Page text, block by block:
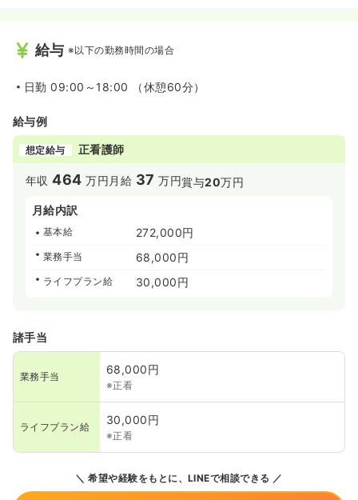
≪未経験の方でも安心♪≫
す。
マニュアルが完備されています。
◆OJT研修や入社オリエンテーション、座学研修などしっ
かり基礎が作れるような環境が整っています。また、エリ
アの看護師長さんが月に1回は各施設を巡回し、困りごとが
ないかなど、フォローアップしています！
≪万全なキャリアアップ制度♪≫
◆拡大中の施設ならではの環境で、キャリアアップ制度も
充実しております。2年目以降には『主任→副看護師長→看
護師長→看護部長』とポストが多数用意されています。
給与 ※以下の勤務時間の場合
日勤 09:00～18:00 （休憩60分）
給与例
想定給与 正看護師
年収464 万円 月給 37 万円賞与20万円
月給内訳
基本給 272,000円
業務手当 68,000円
ライフプラン給 30,000円
諸手当
業務手当
68,000円
※正看
ライフプラン給
30,000円
※正看
希望や経験をもとに、LINEで相談できる